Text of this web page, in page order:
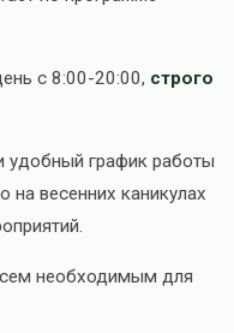
с 8:00-20:00, строго
удобный график работы
весенних каникулах
необходимым для